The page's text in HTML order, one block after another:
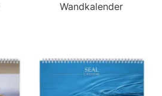
Wandkalender